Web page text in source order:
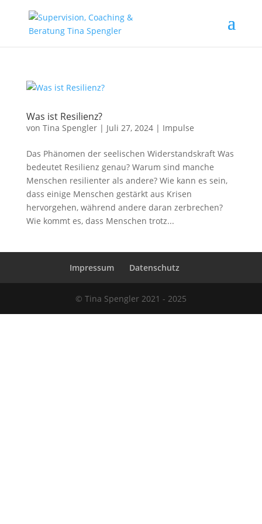
Was ist Resilienz?
von Tina Spengler| Juli 27, 2024| Impulse
Das Phänomen der seelischen Widerstandskraft Was
bedeutet Resilienz genau? Warum sind manche
Menschen resilienter als andere? Wie kann es sein,
dass einige Menschen gestärkt aus Krisen
hervorgehen, während andere daran zerbrechen?
Wie kommt es, dass Menschen trotz...
Impressum Datenschutz
© Tina Spengler 2021 - 2025